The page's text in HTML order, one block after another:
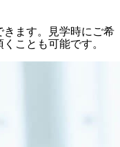
きます。見学時にご希
ことも可能です。